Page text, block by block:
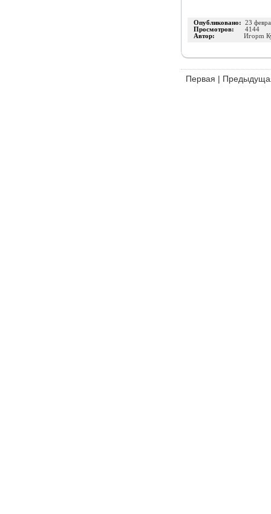
Опубликовано: 23
Просмотров: 4144
Автор: Игорm
Первая |